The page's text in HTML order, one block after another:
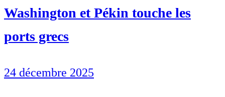
Washington et Pékin touche les
ports grecs
24 décembre 2025